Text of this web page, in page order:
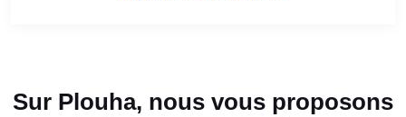
Sur Plouha, nous vous proposons